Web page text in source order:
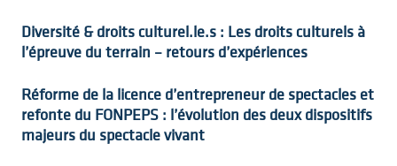
Diversité & droits culturel.le.s : Les droits culturels à
l’épreuve du terrain – retours d’expériences
Réforme de la licence d’entrepreneur de spectacles et
refonte du FONPEPS : l’évolution des deux dispositifs
majeurs du spectacle vivant